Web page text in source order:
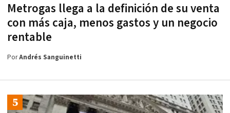
Metrogas llega a la definición de su venta
con más caja, menos gastos y un negocio
rentable
PorAndrés Sanguinetti